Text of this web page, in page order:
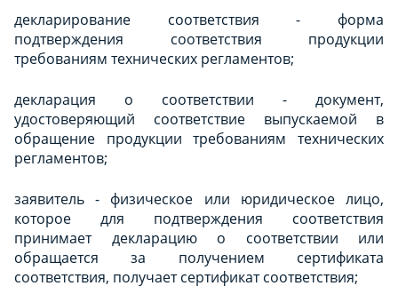
декларирование соответствия - форма
подтверждения соответствия продукции
требованиям технических регламентов;
декларация о соответствии - документ,
удостоверяющий соответствие выпускаемой в
обращение продукции требованиям технических
регламентов;
заявитель - физическое или юридическое лицо,
которое для подтверждения соответствия
принимает декларацию о соответствии или
обращается за получением сертификата
соответствия, получает сертификат соответствия;